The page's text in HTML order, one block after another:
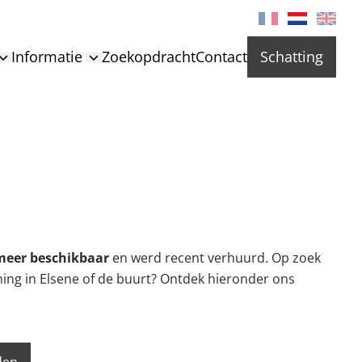
Informatie ZoekopdrachtContact Schatting
beschikbaar en werd recent verhuurd. Op zoek
in Elsene of de buurt? Ontdek hieronder ons